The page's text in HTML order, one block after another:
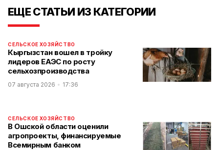
ЕЩЕ СТАТЬИ ИЗ КАТЕГОРИИ
СЕЛЬСКОЕ ХОЗЯЙСТВО
Кыргызстан вошел в тройку
лидеров ЕАЭС по росту
сельхозпроизводства
07 августа 2026 17:36
СЕЛЬСКОЕ ХОЗЯЙСТВО
В Ошской области оценили
агропроекты, финансируемые
Всемирным банком